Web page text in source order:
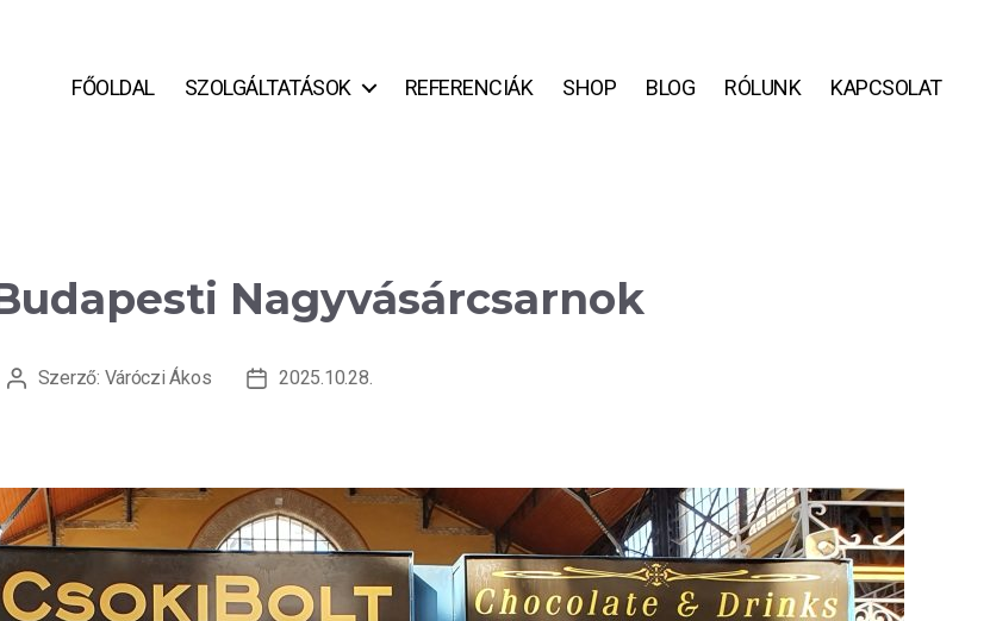
FŐOLDAL SZOLGÁLTATÁSOK REFERENCIÁK SHOP BLOG RÓLUNK KAPCSOLAT
Nagyvásárcsarnok
Bejegyzés
Szerző: Váróczi Ákos
Bejegyzés
2025.10.28.